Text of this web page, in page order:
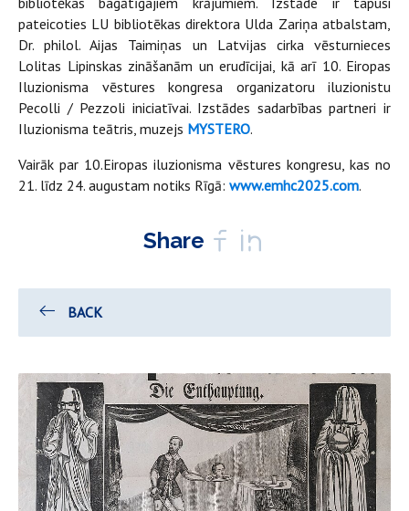
pateicoties LU bibliotēkas direktora Ulda Zariņa atbalstam,
Dr. philol. Aijas Taimiņas un Latvijas cirka vēsturnieces
Lolitas Lipinskas zināšanām un erudīcijai, kā arī 10. Eiropas
Iluzionisma vēstures kongresa organizatoru iluzionistu
Pecolli / Pezzoli iniciatīvai. Izstādes sadarbības partneri ir
Iluzionisma teātris, muzejs MYSTERO.
Vairāk par 10.Eiropas iluzionisma vēstures kongresu, kas no
21. līdz 24. augustam notiks Rīgā: www.emhc2025.com.
Share
BACK